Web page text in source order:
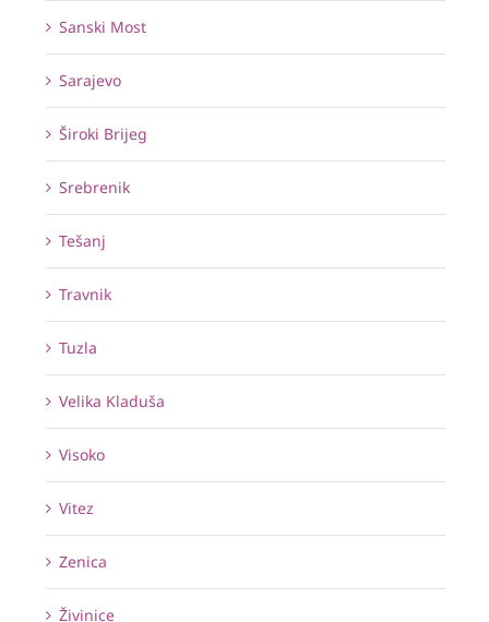
Sanski Most
Sarajevo
Široki Brijeg
Srebrenik
Tešanj
Travnik
Tuzla
Velika Kladuša
Visoko
Vitez
Zenica
Živinice